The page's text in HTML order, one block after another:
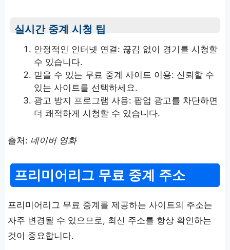
실시간 중계 시청 팁
안정적인 인터넷 연결: 끊김 없이 경기를 시청할
수 있습니다.
믿을 수 있는 무료 중계 사이트 이용: 신뢰할 수
있는 사이트를 선택하세요.
광고 방지 프로그램 사용: 팝업 광고를 차단하면
더 쾌적하게 시청할 수 있습니다.
출처: 네이버 영화
프리미어리그 무료 중계 주소
프리미어리그 무료 중계를 제공하는 사이트의 주소는
자주 변경될 수 있으므로, 최신 주소를 항상 확인하는
것이 중요합니다.